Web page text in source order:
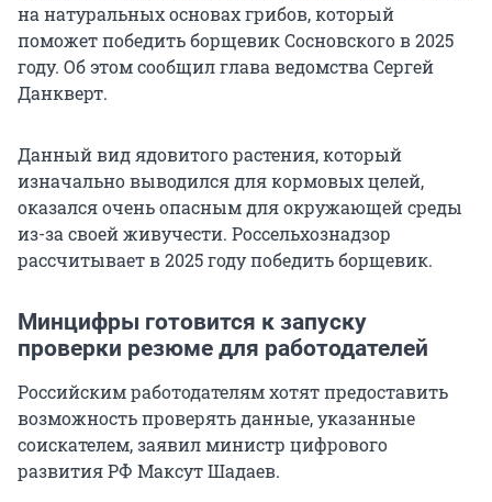
на натуральных основах грибов, который
поможет победить борщевик Сосновского в 2025
году. Об этом сообщил глава ведомства Сергей
Данкверт.
Данный вид ядовитого растения, который
изначально выводился для кормовых целей,
оказался очень опасным для окружающей среды
из-за своей живучести. Россельхознадзор
рассчитывает в 2025 году победить борщевик.
Минцифры готовится к запуску
проверки резюме для работодателей
Российским работодателям хотят предоставить
возможность проверять данные, указанные
соискателем, заявил министр цифрового
развития РФ Максут Шадаев.